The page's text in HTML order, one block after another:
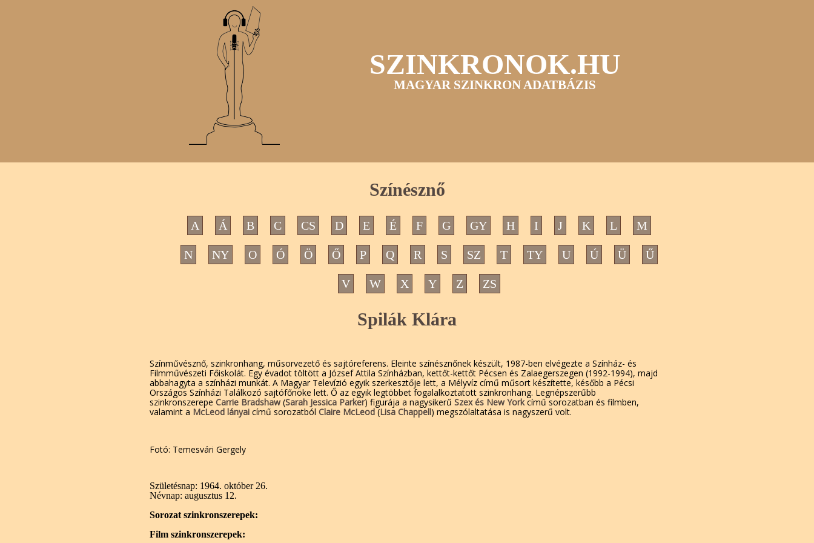
SZINKRONOK.HU
MAGYAR SZINKRON ADATBÁZIS
Színésznő
A Á B C CS D E É F G GY H I J K L M
N NY O Ó Ö Ő P Q R S SZ T TY U Ú Ü Ű
V W X Y Z ZS
Spilák Klára
Színművésznő, szinkronhang, műsorvezető és sajtóreferens. Eleinte színésznőnek készült, 1987-ben elvégezte a Színház- és
Filmművészeti Főiskolát. Egy évadot töltött a József Attila Színházban, kettőt-kettőt Pécsen és Zalaegerszegen (1992-1994), majd
abbahagyta a színházi munkát. A Magyar Televízió egyik szerkesztője lett, a Mélyvíz című műsort készítette, később a Pécsi
Országos Színházi Találkozó sajtófőnöke lett. Ő az egyik legtöbbet fogalalkoztatott szinkronhang. Legnépszerűbb
szinkronszerepe Carrie Bradshaw(Sarah Jessica Parker) figurája a nagysikerű Szex és New Yorkcímű sorozatban és filmben,
valamint a McLeod lányai című sorozatból Claire McLeod(Lisa Chappell) megszólaltatása is nagyszerű volt.
Fotó: Temesvári Gergely
Születésnap: 1964. október 26.
Névnap: augusztus 12.
Sorozat szinkronszerepek:
Film szinkronszerepek: